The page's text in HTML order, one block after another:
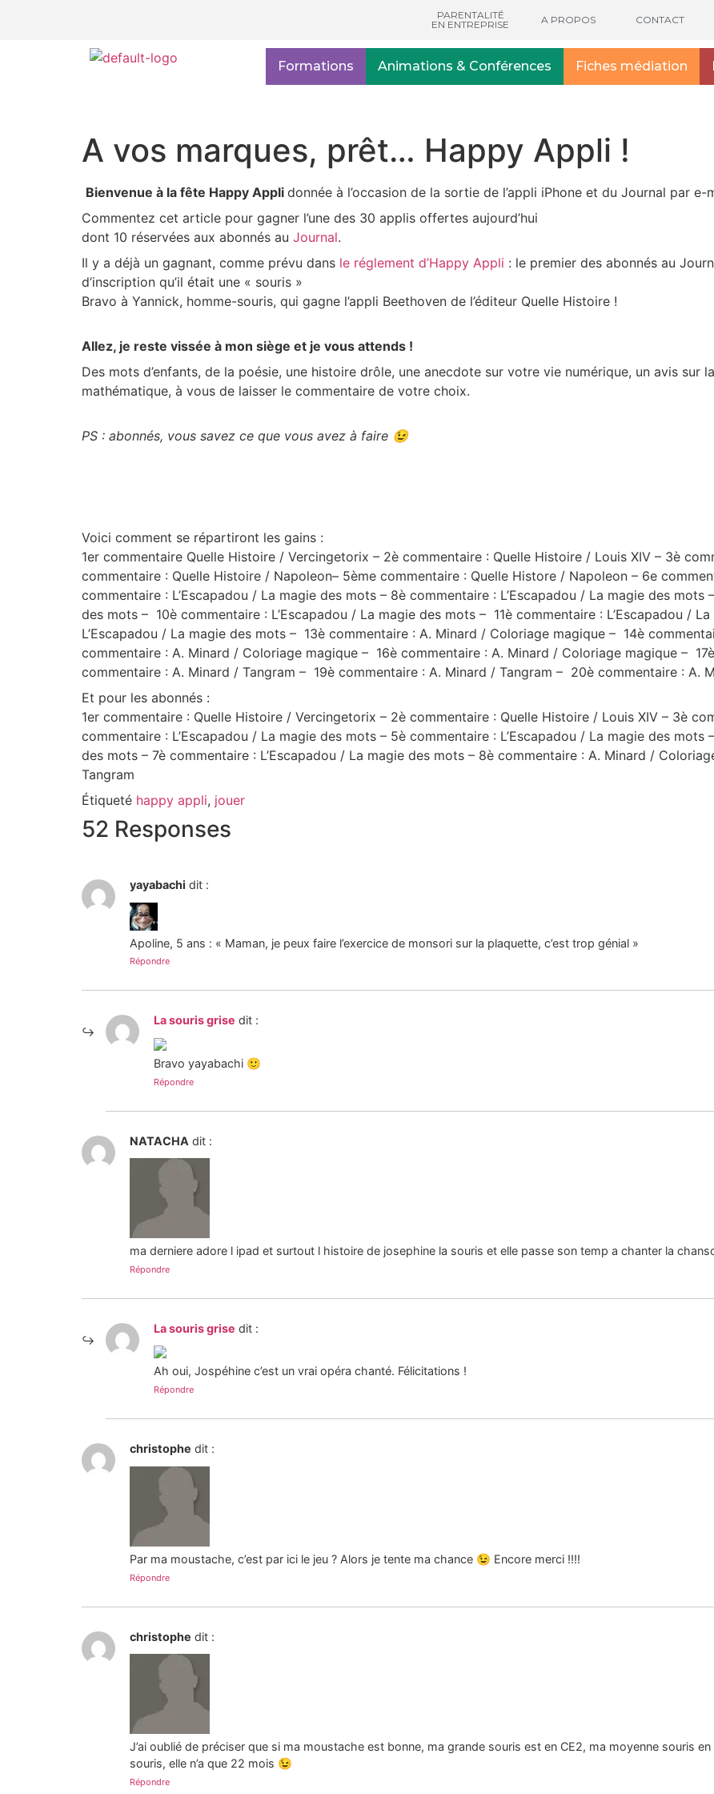
PARENTALITÉ
EN ENTREPRISE
A PROPOS CONTACT
Formations Animations & Conférences Fiches médiation
A vos marques, prêt… Happy Appli !
Bienvenue à la fête Happy Appli donnée à l’occasion de la sortie de l’appli iPhone et du Journal par e-
Commentez cet article pour gagner l’une des 30 applis offertes aujourd’hui
dont 10 réservées aux abonnés au Journal.
Il y a déjà un gagnant, comme prévu dans le réglement d’Happy Appli : le premier des abonnés au
d’inscription qu’il était une « souris »
Bravo à Yannick, homme-souris, qui gagne l’appli Beethoven de l’éditeur Quelle Histoire !
Allez, je reste vissée à mon siège et je vous attends !
Des mots d’enfants, de la poésie, une histoire drôle, une anecdote sur votre vie numérique, un avis sur
mathématique, à vous de laisser le commentaire de votre choix.
PS : abonnés, vous savez ce que vous avez à faire 😉
Voici comment se répartiront les gains :
1er commentaire Quelle Histoire / Vercingetorix – 2è commentaire : Quelle Histoire / Louis XIV – 3è
commentaire : Quelle Histoire / Napoleon– 5ème commentaire : Quelle Histore / Napoleon – 6e
commentaire : L’Escapadou / La magie des mots – 8è commentaire : L’Escapadou / La magie des mots –
des mots – 10è commentaire : L’Escapadou / La magie des mots – 11è commentaire : L’Escapadou /
L’Escapadou / La magie des mots – 13è commentaire : A. Minard / Coloriage magique – 14è
commentaire : A. Minard / Coloriage magique – 16è commentaire : A. Minard / Coloriage magique –
commentaire : A. Minard / Tangram – 19è commentaire : A. Minard / Tangram – 20è commentaire : A.
Et pour les abonnés :
1er commentaire : Quelle Histoire / Vercingetorix – 2è commentaire : Quelle Histoire / Louis XIV – 3è
commentaire : L’Escapadou / La magie des mots – 5è commentaire : L’Escapadou / La magie des mots
des mots – 7è commentaire : L’Escapadou / La magie des mots – 8è commentaire : A. Minard /
Tangram
Étiqueté happy appli, jouer
52 Responses
yayabachi dit :
Apoline, 5 ans : « Maman, je peux faire l’exercice de monsori sur la plaquette, c’est trop génial »
Répondre
La souris grise dit :
Bravo yayabachi 🙂
Répondre
NATACHA dit :
ma derniere adore l ipad et surtout l histoire de josephine la souris et elle passe son temp a chanter la
Répondre
La souris grise dit :
Ah oui, Jospéhine c’est un vrai opéra chanté. Félicitations !
Répondre
christophe dit :
Par ma moustache, c’est par ici le jeu ? Alors je tente ma chance 😉 Encore merci !!!!
Répondre
christophe dit :
J’ai oublié de préciser que si ma moustache est bonne, ma grande souris est en CE2, ma moyenne souris
souris, elle n’a que 22 mois 😉
Répondre